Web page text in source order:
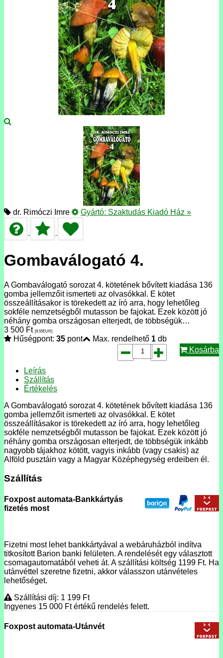
dr. Rimóczi Imre Gyártó: Szaktudás Kiadó Ház »
Gombaválogató 4.
A Gombaválogató sorozat 4. kötetének bővített kiadása 136
gomba jellemzőit ismerteti az olvasókkal. E kötet
összeállításakor is törekedett az író arra, hogy lehetőleg
sokféle nemzetségből mutasson be fajokat. Ezek között jó
néhány gomba országosan elterjedt, de többségük…
3 500 Ft [9.55EUR]
Hűségpont: 35 pont Max. rendelhető 1 db
Kosárba
Leírás
Szállítás
Értékelés
A Gombaválogató sorozat 4. kötetének bővített kiadása 136
gomba jellemzőit ismerteti az olvasókkal. E kötet
összeállításakor is törekedett az író arra, hogy lehetőleg
sokféle nemzetségből mutasson be fajokat. Ezek között jó
néhány gomba országosan elterjedt, de többségük inkább
nagyobb tájakhoz kötött, vagyis inkább (vagy csakis) az
Alföld pusztáin vagy a Magyar Középhegység erdeiben él.
Szállítás
Foxpost automata-Bankkártyás
fizetés most
Fizetni most lehet bankkártyával a webáruházból indítva
titkosított Barion banki felületen. A rendelését egy választott
csomagautomatából veheti át. A szállítási költség 1199 Ft. Ha
utánvéttel szeretne fizetni, akkor válasszon utánvételes
lehetőséget.
Szállítási díj: 1 199 Ft
Ingyenes 15 000 Ftértékű rendelés felett.
Foxpost automata-Utánvét